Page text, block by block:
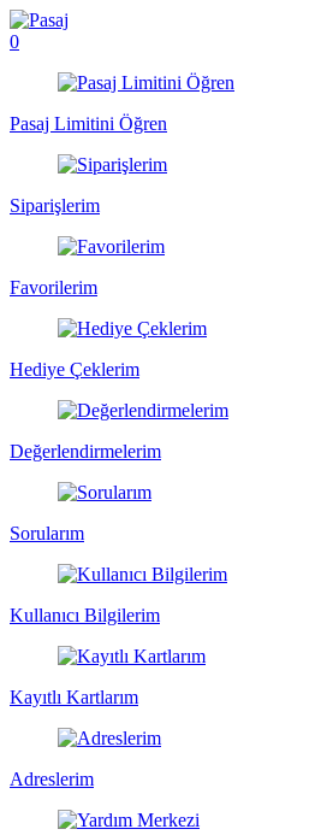
0
Pasaj Limitini Öğren
Siparişlerim
Favorilerim
Hediye Çeklerim
Değerlendirmelerim
Sorularım
Kullanıcı Bilgilerim
Kayıtlı Kartlarım
Adreslerim